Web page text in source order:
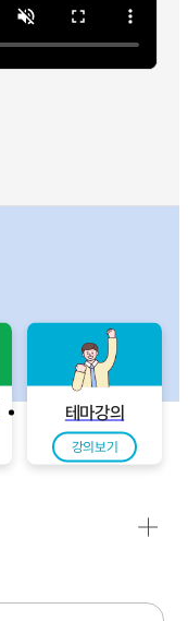
테마강의
강의보기